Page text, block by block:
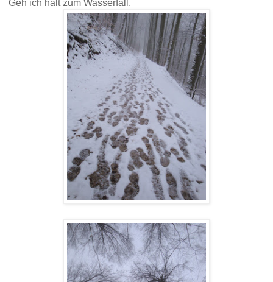
Geh ich halt zum Wasserfall.